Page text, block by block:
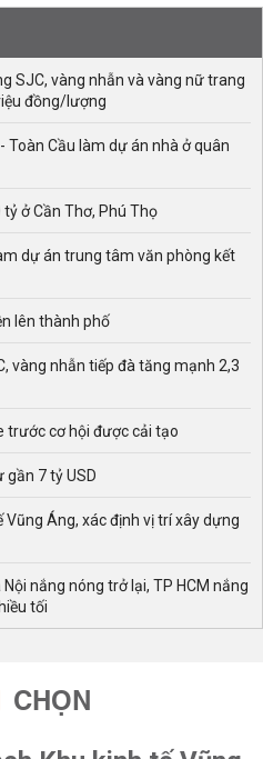
SJC, vàng nhẫn và vàng nữ trang
đồng/lượng
Toàn Cầu làm dự án nhà ở quân
ở Cần Thơ, Phú Thọ
dự án trung tâm văn phòng kết
lên thành phố
vàng nhẫn tiếp đà tăng mạnh 2,3
trước cơ hội được cải tạo
gần 7 tỷ USD
Áng, xác định vị trí xây dựng
nắng nóng trở lại, TP HCM nắng
tối
CHỌN